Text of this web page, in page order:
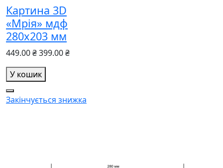
Картина 3D
«Мрія» мдф
280х203 мм
449.00 ₴399.00 ₴
У кошик
Закінчується знижка